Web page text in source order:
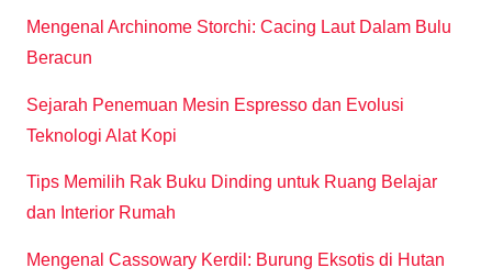
Mengenal Archinome Storchi: Cacing Laut Dalam Bulu
Beracun
Sejarah Penemuan Mesin Espresso dan Evolusi
Teknologi Alat Kopi
Tips Memilih Rak Buku Dinding untuk Ruang Belajar
dan Interior Rumah
Mengenal Cassowary Kerdil: Burung Eksotis di Hutan